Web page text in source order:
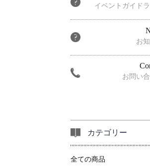
イベントガイド
お
お問い
カテゴリー
全ての商品